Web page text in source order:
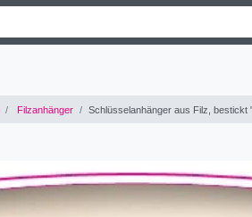
Filzanhänger Schlüsselanhänger aus Filz, bestickt